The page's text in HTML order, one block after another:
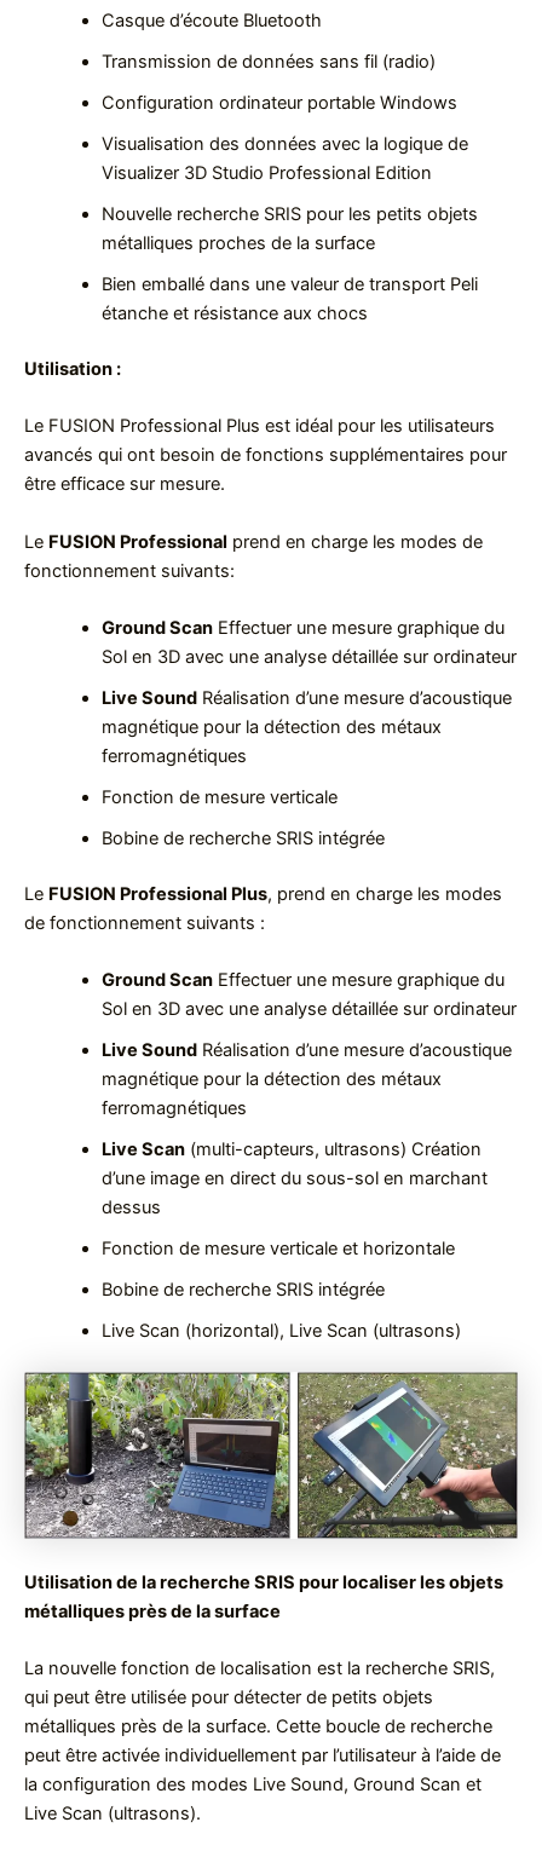
Casque d’écoute Bluetooth
Transmission de données sans fil (radio)
Configuration ordinateur portable Windows
Visualisation des données avec la logique de
Visualizer 3D Studio Professional Edition
Nouvelle recherche SRIS pour les petits objets
métalliques proches de la surface
Bien emballé dans une valeur de transport Peli
étanche et résistance aux chocs
Utilisation :
Le FUSION Professional Plus est idéal pour les utilisateurs
avancés qui ont besoin de fonctions supplémentaires pour
être efficace sur mesure.
Le FUSION Professional prend en charge les modes de
fonctionnement suivants:
Ground ScanEffectuer une mesure graphique du
Sol en 3D avec une analyse détaillée sur ordinateur
Live SoundRéalisation d’une mesure d’acoustique
magnétique pour la détection des métaux
ferromagnétiques
Fonction de mesure verticale
Bobine de recherche SRIS intégrée
Le FUSION Professional Plus, prend en charge les modes
de fonctionnement suivants :
Ground ScanEffectuer une mesure graphique du
Sol en 3D avec une analyse détaillée sur ordinateur
Live SoundRéalisation d’une mesure d’acoustique
magnétique pour la détection des métaux
ferromagnétiques
Live Scan(multi-capteurs, ultrasons) Création
d’une image en direct du sous-sol en marchant
dessus
Fonction de mesure verticale et horizontale
Bobine de recherche SRIS intégrée
Live Scan (horizontal), Live Scan (ultrasons)
Utilisation de la recherche SRIS pour localiser les objets
métalliques près de la surface
La nouvelle fonction de localisation est la recherche SRIS,
qui peut être utilisée pour détecter de petits objets
métalliques près de la surface. Cette boucle de recherche
peut être activée individuellement par l’utilisateur à l’aide de
la configuration des modes Live Sound, Ground Scan et
Live Scan (ultrasons).